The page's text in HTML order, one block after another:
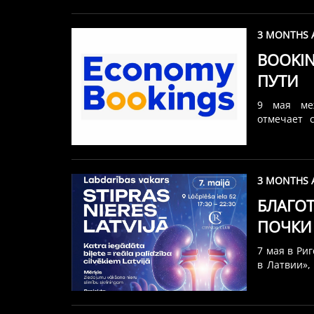
3 MONTHS
ПУТИ
9 мая
отмечает
идею —
мечты и
вырос в
компания
3 MONTHS
ПОЧКИ
7 мая в
в Латвии»,
спонсор